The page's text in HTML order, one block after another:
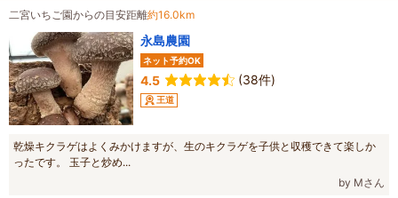
二宮いちご園からの目安距離約16.0km
永島農園
ネット予約OK
4.5 (38件)
王道
乾燥キクラゲはよくみかけますが、生のキクラゲを子供と収穫できて楽しか
ったです。 玉子と炒め...
by Mさん